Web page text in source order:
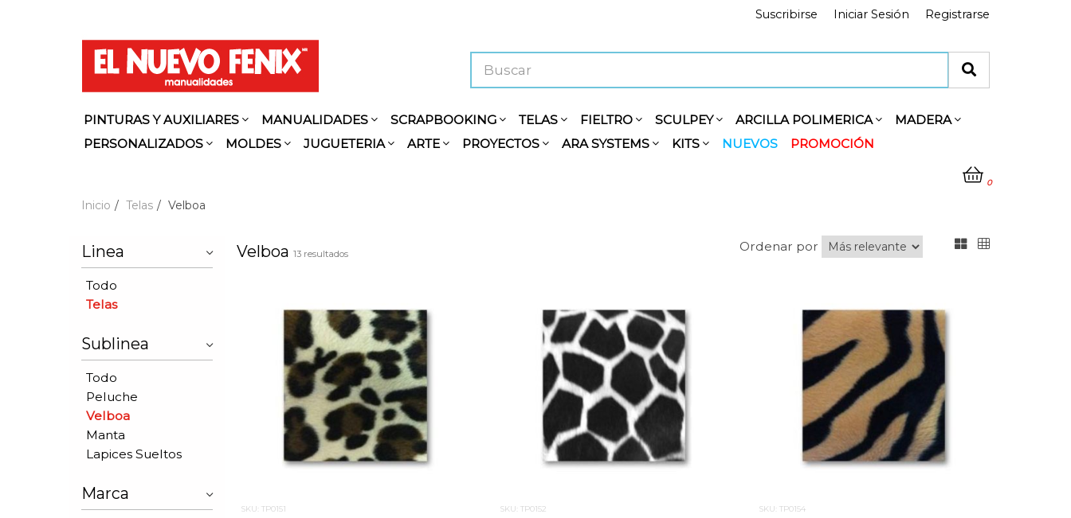
Registrarse
Iniciar Sesión
Suscribirse
PINTURAS Y AUXILIARES MANUALIDADES SCRAPBOOKING TELAS FIELTRO SCULPEY ARCILLA POLIMERICA
MADERA
PERSONALIZADOS
MOLDES JUGUETERIA ARTE PROYECTOS ARA SYSTEMS KITS NUEVOS PROMOCIÓN
0
Inicio Telas Velboa
Linea
Todo
Telas
Sublinea
Todo
Peluche
Velboa
Manta
Lapices Sueltos
Marca
Velboa 13 resultados Ordenar por
SKU: TP0151 SKU: TP0152 SKU: TP0154